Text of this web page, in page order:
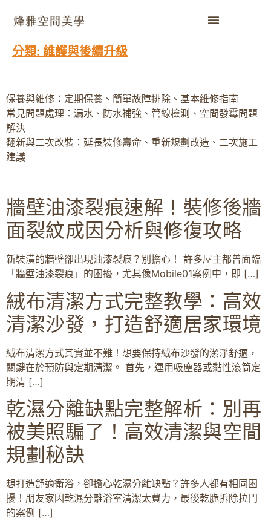
分類: 維護與後續升級
保養與維修：定期保養、簡單故障排除、基本維修指南
常見問題處理：漏水、防水補強、管線檢測、空間發霉問題
解決
翻新與二次改裝：延長裝修壽命、重新規劃改造、二次施工
建議
牆壁油漆裂痕速解！裝修後牆
面裂紋成因分析與修復攻略
新裝潢的牆壁卻出現油漆裂痕？別擔心！ 許多屋主都曾面臨
「牆壁油漆裂痕」的困擾，尤其像Mobile01案例中，即 […]
絨布清潔方式完整教學：高效
清潔沙發，打造舒適居家環境
絨布清潔方式其實並不難！想要保持絨布沙發的潔淨舒適，
關鍵在於預防與定期清潔。 首先，運用吸塵器或黏性滾筒定
期清 […]
乾濕分離缺點完整解析：別再
被美照騙了！高效清潔與空間
規劃秘訣
想打造舒適衛浴，卻擔心乾濕分離缺點？許多人都有相同困
擾！朋友家因乾濕分離浴室清潔太費力，最後乾脆拆除拉門
的案例 […]